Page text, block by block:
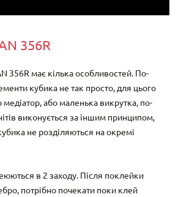
356R
356R має кілька особливостей. По-
кубика не так просто, для цього
або маленька викрутка, по-
виконується за іншим принципом,
не розділяються на окремі
в 2 заходу. Після поклейки
потрібно почекати поки клей